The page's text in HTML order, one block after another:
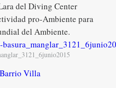
del Diving Center
pro-Ambiente para
del Ambiente.